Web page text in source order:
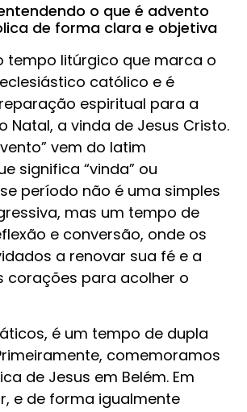
o que é advento
de forma clara e objetiva
tempo litúrgico que marca o
católico e é
espiritual para a
Natal, a vinda de Jesus Cristo.
vem do latim
significa “vinda” ou
período não é uma simples
mas um tempo de
e conversão, onde os
a renovar sua fé e a
corações para acolher o
é um tempo de dupla
comemoramos
de Jesus em Belém. Em
e de forma igualmente